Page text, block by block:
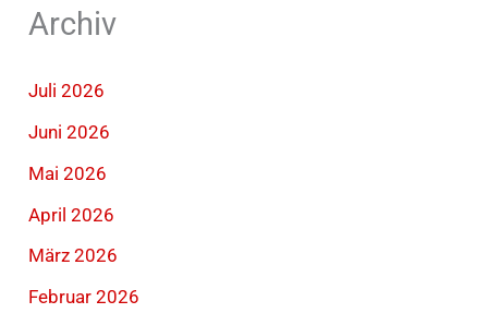
Archiv
Juli 2026
Juni 2026
Mai 2026
April 2026
März 2026
Februar 2026